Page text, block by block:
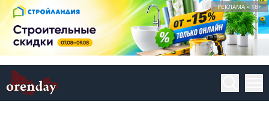
РЕКЛАМА • 18+